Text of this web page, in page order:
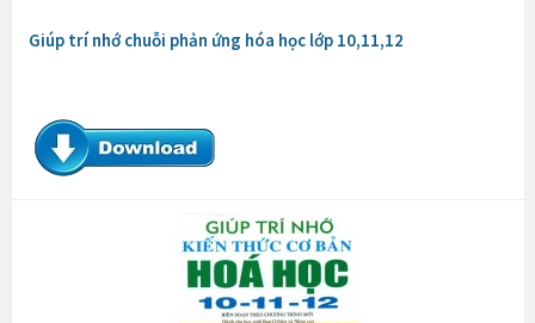
Giúp trí nhớ chuỗi phản ứng hóa học lớp 10,11,12